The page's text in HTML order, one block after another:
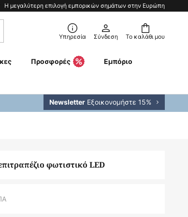
Η μεγαλύτερη επιλογή εμπορικών σημάτων στην Ευρώπη
Το καλάθι μου
Υπηρεσία Σύνδεση
Προσφορές Εμπόριο
Newsletter Εξοικονομήστε 15%
φωτιστικό LED